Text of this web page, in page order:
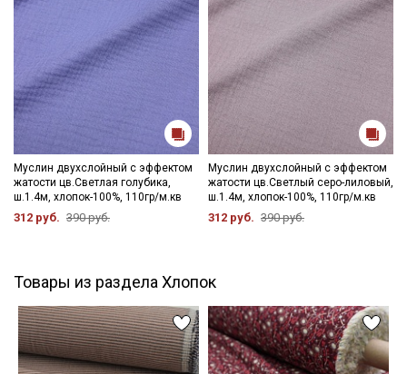
Муслин двухслойный с эффектом
жатости цв.Светлая голубика,
ш.1.4м, хлопок-100%, 110гр/м.кв
312 руб. 390 руб.
Муслин двухслойный с эффектом
жатости цв.Светлый серо-лиловый,
ш.1.4м, хлопок-100%, 110гр/м.кв
312 руб. 390 руб.
Товары из раздела Хлопок